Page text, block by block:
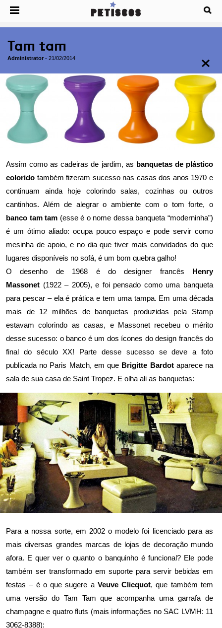
Tam tam
Administrator - 21/02/2014
Assim como ascadeiras de jardim, as banquetas de plástico
colorido também fizeram sucesso nas casas dos anos 1970 e
continuam ainda hoje colorindo salas, cozinhas ou outros
cantinhos. Além de alegrar o ambiente com o tom forte, o
banco tam tam (esse é o nome dessa banqueta “moderninha”)
é um ótimo aliado: ocupa pouco espaço e pode servir como
mesinha de apoio, e no dia que tiver mais convidados do que
lugares disponíveis no sofá, é um bom quebra galho!
O desenho de 1968 é do designer francês Henry
Massonet (1922 – 2005), e foi pensado como uma banqueta
para pescar – ela é prática e tem uma tampa. Em uma década
mais de 12 milhões de banquetas produzidas pela Stamp
estavam colorindo as casas, e Massonet recebeu o mérito
desse sucesso: o banco é um dos ícones do design francês do
final do século XX! Parte desse sucesso se deve a foto
publicada no Paris Match, em que Brigitte Bardotaparece na
sala de sua casa de Saint Tropez. E olha ali as banquetas:
Para a nossa sorte, em 2002 o modelo foi licenciado para as
mais diversas grandes marcas de lojas de decoração mundo
afora. E quer ver o quanto o banquinho é funcional? Ele pode
também ser transformado em suporte para servir bebidas em
festas – é o que sugere a Veuve Clicquot, que também tem
uma versão do Tam Tam que acompanha uma garrafa de
champagne e quatro fluts (mais informações no SAC LVMH: 11
3062-8388):